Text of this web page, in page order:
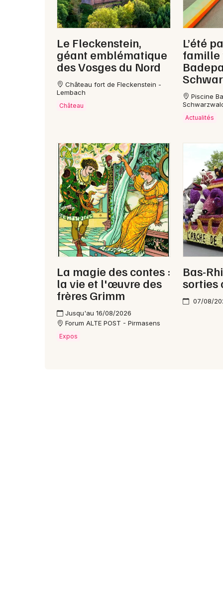
Le Fleckenstein,
géant emblématique
des Vosges du Nord
Château fort de Fleckenstein -
Lembach
Château
L’été
famille
Piscine
Actualités
La magie des contes :
la vie et l'œuvre des
frères Grimm
Jusqu'au 16/08/2026
Forum ALTE POST - Pirmasens
Expos
Bas-
sorties
07/08/